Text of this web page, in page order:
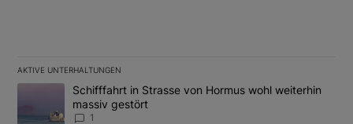
AKTIVE UNTERHALTUNGEN
Das Folgende ist eine Liste der am meisten kommentierten
Ein Trendartikel mit dem Titel "Schifffahrt in Strasse von
Schifffahrt in Strasse von Hormus wohl weiterhin
massiv gestört
1